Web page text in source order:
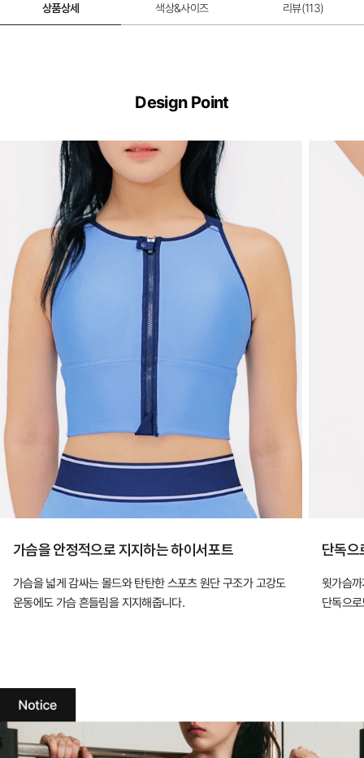
상품상세 색상&사이즈 리뷰(113)
Design Point
가슴을 안정적으로 지지하는 하이서포트
가슴을 넓게 감싸는 몰드와 탄탄한 스포츠 원단 구조가 고강도
운동에도 가슴 흔들림을 지지해줍니다.
단독으
윗가슴
단독으